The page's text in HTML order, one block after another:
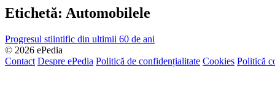
Etichetă: Automobilele
Progresul stiintific din ultimii 60 de ani
© 2026 ePedia
Contact Despre ePedia Politică de confidențialitate Cookies Politică